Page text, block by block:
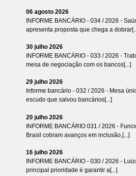
06 agosto 2026
INFORME BANCÁRIO - 034 / 2026 -
apresenta proposta que chega a
30 julho 2026
INFORME BANCÁRIO - 033 / 2026 -
mesa de negociação com os bancos[...]
29 julho 2026
Informe bancário - 032 / 2026 - Mesa
escudo que salvou bancários[...]
20 julho 2026
INFORME BANCÁRIO 031 / 2026 -
Brasil cobram avanços em inclusão,[...]
16 julho 2026
INFORME BANCÁRIO - 030 / 2026 -
principal prioridade é garantir a[...]